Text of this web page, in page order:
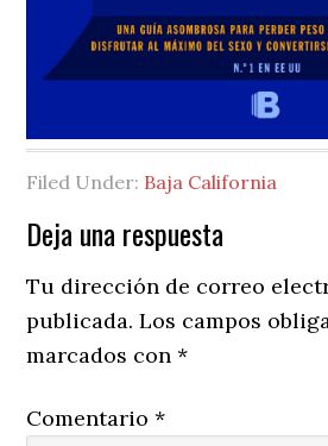
Filed Under: Baja California
Reader
Interactions
Deja una respuesta
Tu dirección de correo
publicada. Los campos
marcados con*
Comentario*